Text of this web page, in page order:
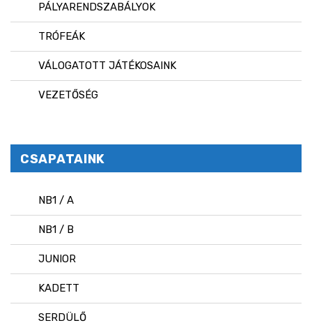
PÁLYARENDSZABÁLYOK
TRÓFEÁK
VÁLOGATOTT JÁTÉKOSAINK
VEZETŐSÉG
CSAPATAINK
NB1 / A
NB1 / B
JUNIOR
KADETT
SERDÜLŐ